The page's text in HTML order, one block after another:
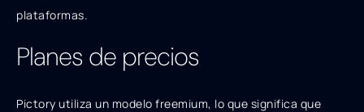
plataformas.
Planes de precios
Pictory utiliza un modelo freemium, lo que significa que